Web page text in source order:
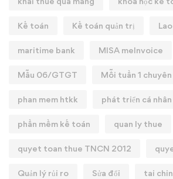
Kế toán Kế toán quản trị
maritime bank MISA meInvoice
Mẫu 06/GTGT Mỗi tuần 1
phan mem htkk phát triển cá nhân
phần mềm kế toán quan ly thue
quyet toan thue TNCN 2012
Quản lý rủi ro Sửa đổi tai